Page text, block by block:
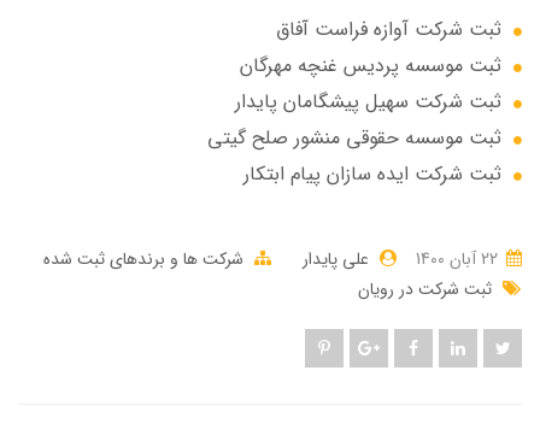
ثبت شرکت آوازه فراست آفاق
ثبت موسسه پردیس غنچه مهرگان
ثبت شرکت سهيل پيشگامان پايدار
ثبت موسسه حقوقی منشور صلح گیتی
ثبت شرکت ایده سازان پیام ابتکار
علی پایدار
شرکت ها و برندهای ثبت شده
ثبت شرکت در رویان